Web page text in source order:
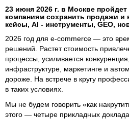
23 июня 2026 г. в Москве
компаниям сохранить продажи и
кейсы, AI - инструменты, GEO,
2026 год для e-commerce — это
решений. Растет стоимость
процессы, усиливается
инфраструктуре, маркетинге и
дороже. На встрече в кругу
в таких условиях.
Мы не будем говорить «как
этого — четыре прикладных